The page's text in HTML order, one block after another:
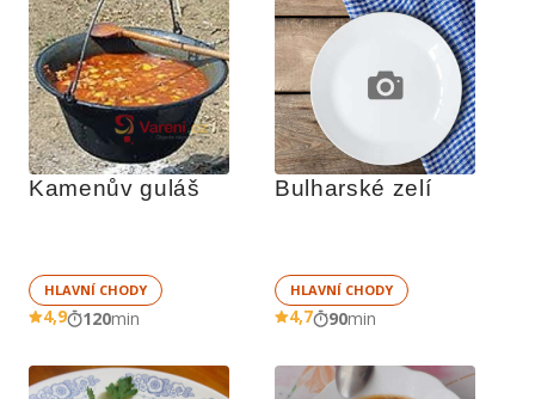
Kamenův guláš
HLAVNÍ CHODY
4,9 120min
Bulharské zelí
HLAVNÍ CHODY
4,7 90min